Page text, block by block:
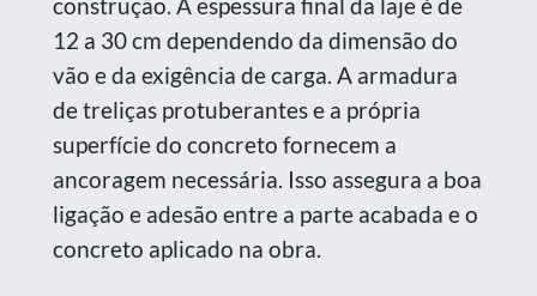
construção. A espessura final da laje é de
12 a 30 cm dependendo da dimensão do
vão e da exigência de carga. A armadura
de treliças protuberantes e a própria
superfície do concreto fornecem a
ancoragem necessária. Isso assegura a boa
ligação e adesão entre a parte acabada e o
concreto aplicado na obra.